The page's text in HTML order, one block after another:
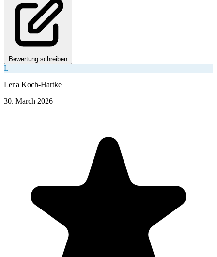
Bewertung schreiben
L
Lena Koch-Hartke
30. March 2026